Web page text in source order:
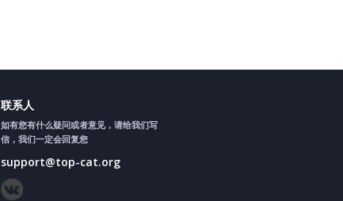
联系人
如有您有什么疑问或者意见，请给我们写
信，我们一定会回复您
support@top-cat.org